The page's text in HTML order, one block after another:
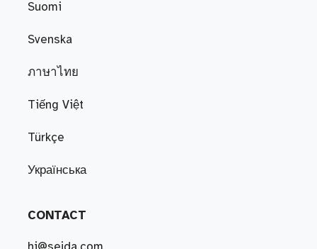
Suomi
Svenska
ภาษาไทย
Tiếng Việt
Türkçe
Українська
CONTACT